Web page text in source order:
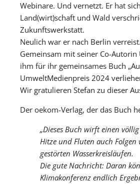
Webinare. Und vernetzt. Er hat
Land(wirt)schaft und Wald
Zukunftswerkstatt.
Neulich war er nach Berlin
Gemeinsam mit seiner Co-
ihm für ihr gemeinsames Buch
UmweltMedienpreis 2024
Wir gratulieren Stefan zu dieser
Der oekom-Verlag, der das Buch
„Dieses Buch wirft einen
Hitze und Fluten auch
gestörten Wasserkreisläufen.
Die gute Nachricht: Daran
Klimakonferenz endlich